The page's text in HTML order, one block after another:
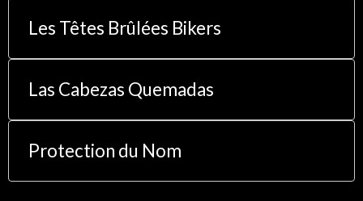
Les Têtes Brûlées Bikers
Las Cabezas Quemadas
Protection du Nom